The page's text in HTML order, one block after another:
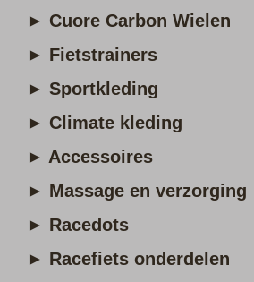
► Cuore Carbon Wielen
► Fietstrainers
► Sportkleding
► Climate kleding
► Accessoires
► Massage en verzorging
► Racedots
► Racefiets onderdelen